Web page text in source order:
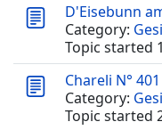
D'Eisebunn
Category:
Topic started
Chareli N°
Category:
Topic started